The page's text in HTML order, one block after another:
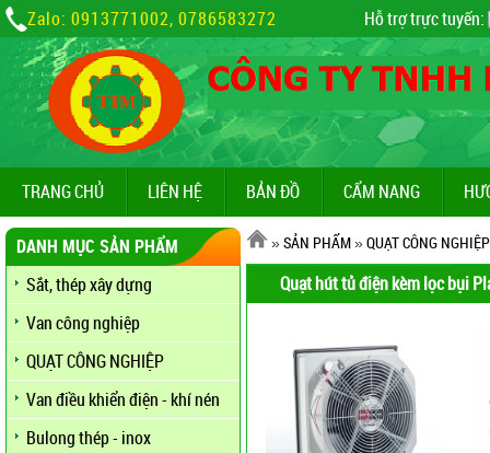
Zalo: 0913771002, 0786583272 Hỗ trợ trực tuyến:
TRANG CHỦ LIÊN HỆ BẢN ĐỒ CẨM NANG
DANH MỤC SẢN PHẨM
Sắt, thép xây dựng
Van công nghiệp
QUẠT CÔNG NGHIỆP
Van điều khiển điện - khí nén
Bulong thép - inox
»SẢN PHẨM»QUẠT CÔNG NGHIỆP
Quạt hút tủ điện kèm lọc bụi